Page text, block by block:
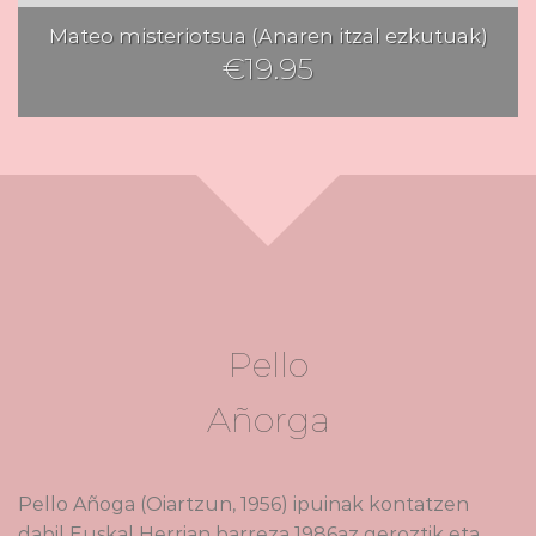
Mateo misteriotsua (Anaren itzal ezkutuak)
€19.95
Pello
Añorga
Pello Añoga (Oiartzun, 1956) ipuinak kontatzen